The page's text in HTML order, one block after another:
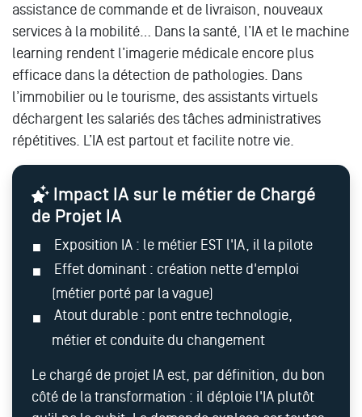
assistance de commande et de livraison, nouveaux
services à la mobilité… Dans la santé, l’IA et le machine
learning rendent l’imagerie médicale encore plus
efficace dans la détection de pathologies. Dans
l’immobilier ou le tourisme, des assistants virtuels
déchargent les salariés des tâches administratives
répétitives. L’IA est partout et facilite notre vie.
Impact IA sur le métier de Chargé
de Projet IA
Exposition IA : le métier EST l'IA, il la pilote
Effet dominant : création nette d'emploi
(métier porté par la vague)
Atout durable : pont entre technologie,
métier et conduite du changement
Le chargé de projet IA est, par définition, du bon
côté de la transformation : il déploie l'IA plutôt